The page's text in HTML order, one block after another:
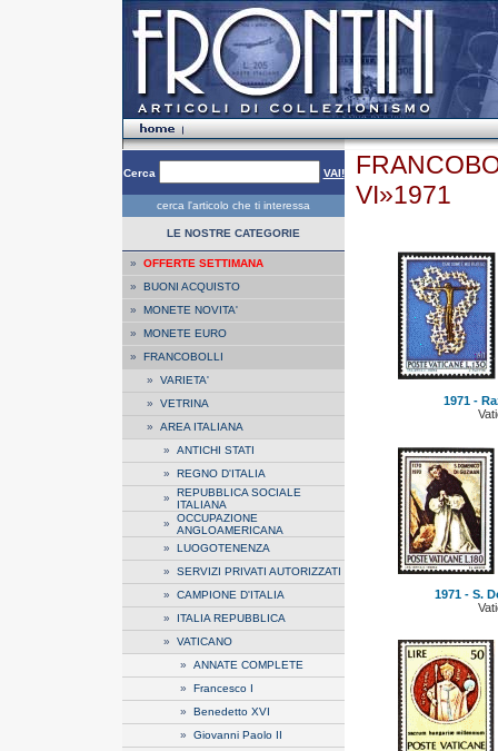
Cerca VAI!
cerca l'articolo che ti interessa
LE NOSTRE CATEGORIE
» OFFERTE SETTIMANA
» BUONI ACQUISTO
» MONETE NOVITA'
» MONETE EURO
» FRANCOBOLLI
» VARIETA'
» VETRINA
» AREA ITALIANA
» ANTICHI STATI
» REGNO D'ITALIA
» REPUBBLICA SOCIALE
ITALIANA
» OCCUPAZIONE
ANGLOAMERICANA
» LUOGOTENENZA
» SERVIZI PRIVATI AUTORIZZATI
» CAMPIONE D'ITALIA
» ITALIA REPUBBLICA
» VATICANO
» ANNATE COMPLETE
» Francesco I
» Benedetto XVI
» Giovanni Paolo II
VI»1971
1971 -
1971 - S.